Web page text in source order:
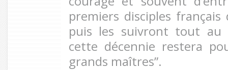
premiers disciples
puis les suivront tout au
cette décennie restera
grands maîtres”.